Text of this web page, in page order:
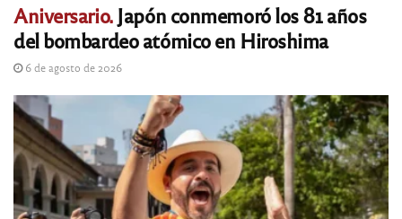
Aniversario.Japón conmemoró los 81 años
del bombardeo atómico en Hiroshima
6 de agosto de 2026